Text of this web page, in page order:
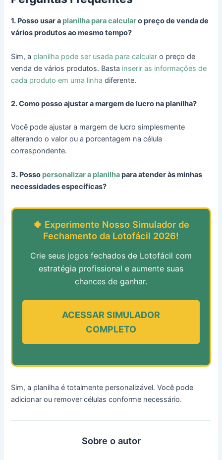
1. Posso usar a planilha para calcularo preço de venda de
vários produtos ao mesmo tempo?
Sim, a planilha pode ser usada para calcular o preço de
venda de vários produtos. Basta inserir as informações de
cada produto em uma linha diferente.
2. Como posso ajustar a margem de lucro na planilha?
Você pode ajustar a margem de lucro simplesmente
alterando o valor ou a porcentagem na célula
correspondente.
3. Posso personalizar a planilhapara atender às minhas
necessidades específicas?
🍀 Experimente Nosso Simulador de
Fechamento da Lotofácil 2026!
Crie seus jogos fechados de Lotofácil com
estratégia profissional e aumente suas
chances de ganhar.
ACESSAR SIMULADOR
COMPLETO
Sim, a planilha é totalmente personalizável. Você pode
adicionar ou remover células conforme necessário.
Sobre o autor